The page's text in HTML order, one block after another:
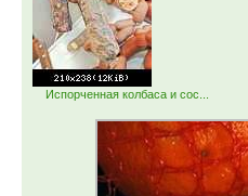
Испорченная колбаса и сос...